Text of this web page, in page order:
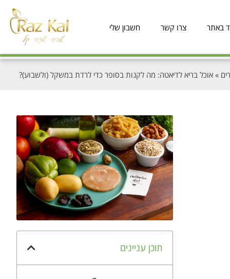
באתר צרו קשר חשבון שלי
» אוכל בריא לדיאטה: מה לקנות בסופר כדי לרדת במשקל (ולשבוע)?
תוכן עניינים